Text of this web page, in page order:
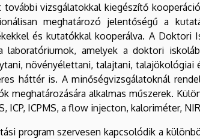
további vizsgálatokkal kiegészítő
meghatározó jelentőségű a
és kutatókkal kooperálva. A Doktori
laboratóriumok, amelyek a doktori
növényélettani, talajtani,
háttér is. A minőségvizsgálatoknál
meghatározására alkalmas műszerek.
ICP, ICPMS, a flow injecton, kaloriméter,
program szervesen kapcsolódik a